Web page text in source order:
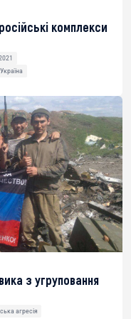
комплекси
з угруповання
агресія